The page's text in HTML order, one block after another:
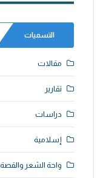
التسميات
مقالات
تقارير
دراسات
إسلامية
واحة الشعر والقصة